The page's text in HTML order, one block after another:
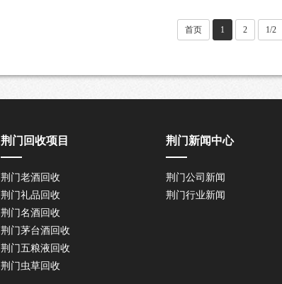
首页 1 2 1/2
荆门回收项目
荆门老酒回收
荆门礼品回收
荆门名酒回收
荆门茅台酒回收
荆门五粮液回收
荆门虫草回收
荆门新闻中心
荆门公司新闻
荆门行业新闻